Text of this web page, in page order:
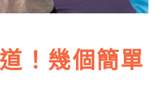
！幾個簡單